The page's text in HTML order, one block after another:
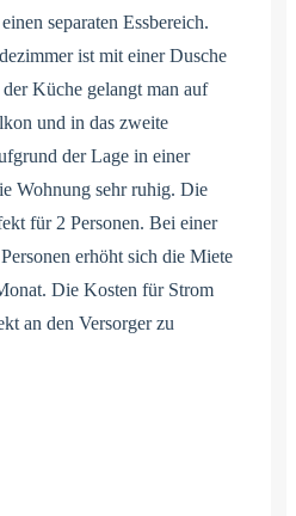
separaten Essbereich.
ist mit einer Dusche
der Küche gelangt man auf
und in das zweite
der Lage in einer
Wohnung sehr ruhig. Die
für 2 Personen. Bei einer
erhöht sich die Miete
Die Kosten für Strom
an den Versorger zu